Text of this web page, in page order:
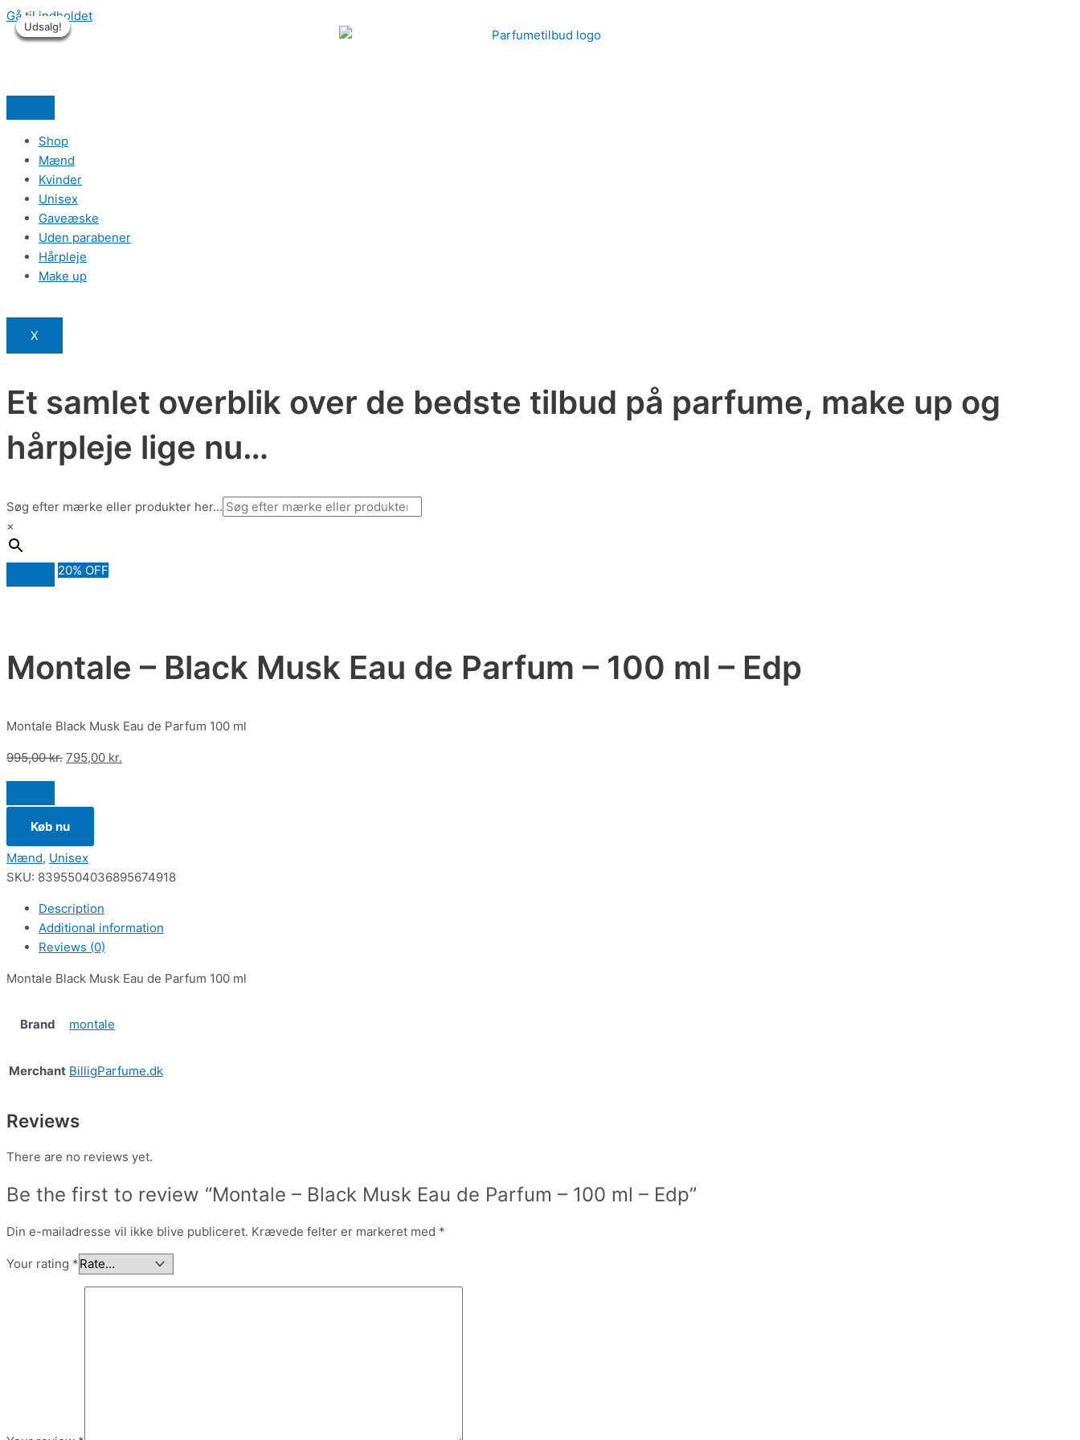
Gå til indholdet
Shop
Mænd
Kvinder
Unisex
Gaveæske
Uden parabener
Hårpleje
Make up
X
Et samlet overblik over de bedste tilbud på parfume, make up og
hårpleje lige nu…
Søg efter mærke eller produkter her...
×
20% OFF
Montale – Black Musk Eau de Parfum – 100 ml – Edp
Montale Black Musk Eau de Parfum 100 ml
995,00kr. 795,00 kr.
Køb nu
Mænd, Unisex
SKU: 8395504036895674918
Description
Additional information
Reviews (0)
Montale Black Musk Eau de Parfum 100 ml
Brand montale
Merchant BilligParfume.dk
Reviews
There are no reviews yet.
Be the first to review “Montale – Black Musk Eau de Parfum – 100 ml – Edp”
Din e-mailadresse vil ikke blive publiceret. Krævede felter er markeret med *
Your rating *
Udsalg!
Udsalg!
Udsalg!
Udsalg!
Udsalg!
Udsalg!